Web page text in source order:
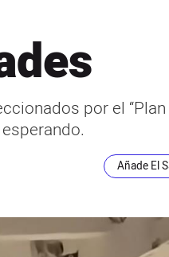
por el
Añade El